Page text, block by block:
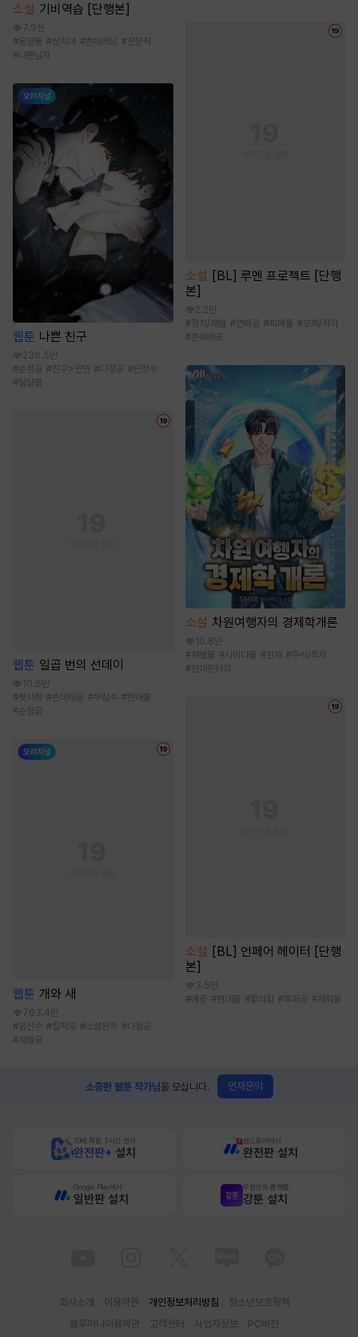
소설 기비역습 [단행본]
7.9천
#동양풍 #상처녀 #츤데레남 #전문직
#나쁜남자
웹툰 나쁜 친구
236.5만
#순정공 #친구>연인 #다정공 #단정수
#달달물
웹툰 일곱 번의 선데이
10.6만
#첫사랑 #츤데레공 #무심수 #현대물
#순정공
웹툰 개와 새
763.4만
#임신수 #집착공 #소설원작 #다정공
# 재벌공
소설 [BL] 루멘 프로젝트 [단행
본]
2.2만
#정치/재벌 #연하공 #피폐물 #오해/착각
#츤데레공
소설 차원여행자의 경제학개론
10.8만
#재벌물 #사이다물 #천재 #주식/투자
#현대판타지
소설 [BL] 언페어 헤이터 [단행
본]
3.5만
#애증 #현대물 #할리킹 #후회공 #재회물
소중한 웹툰 작가님을 모십니다. 연재문의
10배 적립, 2시간 먼저
완전판+ 설치
원스토어에서
완전판 설치
Google Play에서
일반판 설치
무협만화 플랫폼
강툰 설치
회사소개 이용약관 개인정보처리방침
청소년보호정책
블루머니이용약관
고객센터 사업자정보 PC버전